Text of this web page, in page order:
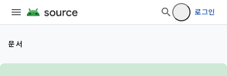
로그인
문서